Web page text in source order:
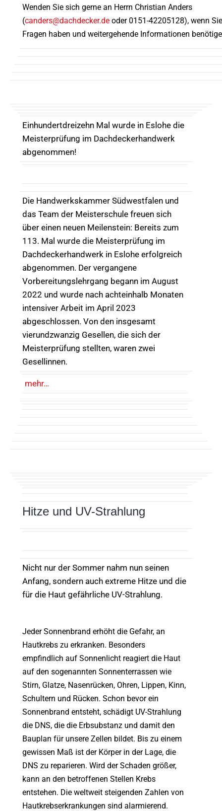
Wenden Sie sich gerne an Herrn Christian Anders
(canders@dachdecker.de oder 0151-42205128), wenn Sie
Fragen haben und weitergehende Informationen
Einhundertdreizehn Mal wurde in Eslohe die
Meisterprüfung im Dachdeckerhandwerk
abgenommen!
Die Handwerkskammer Südwestfalen und
das Team der Meisterschule freuen sich
über einen neuen Meilenstein: Bereits zum
113. Mal wurde die Meisterprüfung im
Dachdeckerhandwerk in Eslohe erfolgreich
abgenommen. Der vergangene
Vorbereitungslehrgang begann im August
2022 und wurde nach achteinhalb Monaten
intensiver Arbeit im April 2023
abgeschlossen. Von den insgesamt
vierundzwanzig Gesellen, die sich der
Meisterprüfung stellten, waren zwei
Gesellinnen.
mehr…
Hitze und UV-Strahlung
Nicht nur der Sommer nahm nun seinen
Anfang, sondern auch extreme Hitze und die
für die Haut gefährliche UV-Strahlung.
Jeder Sonnenbrand erhöht die Gefahr, an
Hautkrebs zu erkranken. Besonders
empfindlich auf Sonnenlicht reagiert die Haut
auf den sogenannten Sonnenterrassen wie
Stirn, Glatze, Nasenrücken, Ohren, Lippen, Kinn,
Schultern und Rücken. Schon bevor ein
Sonnenbrand entsteht, schädigt UV-Strahlung
die DNS, die die Erbsubstanz und damit den
Bauplan für unsere Zellen bildet. Bis zu einem
gewissen Maß ist der Körper in der Lage, die
DNS zu reparieren. Wird der Schaden größer,
kann an den betroffenen Stellen Krebs
entstehen. Die weltweit steigenden Zahlen von
Hautkrebserkrankungen sind alarmierend.